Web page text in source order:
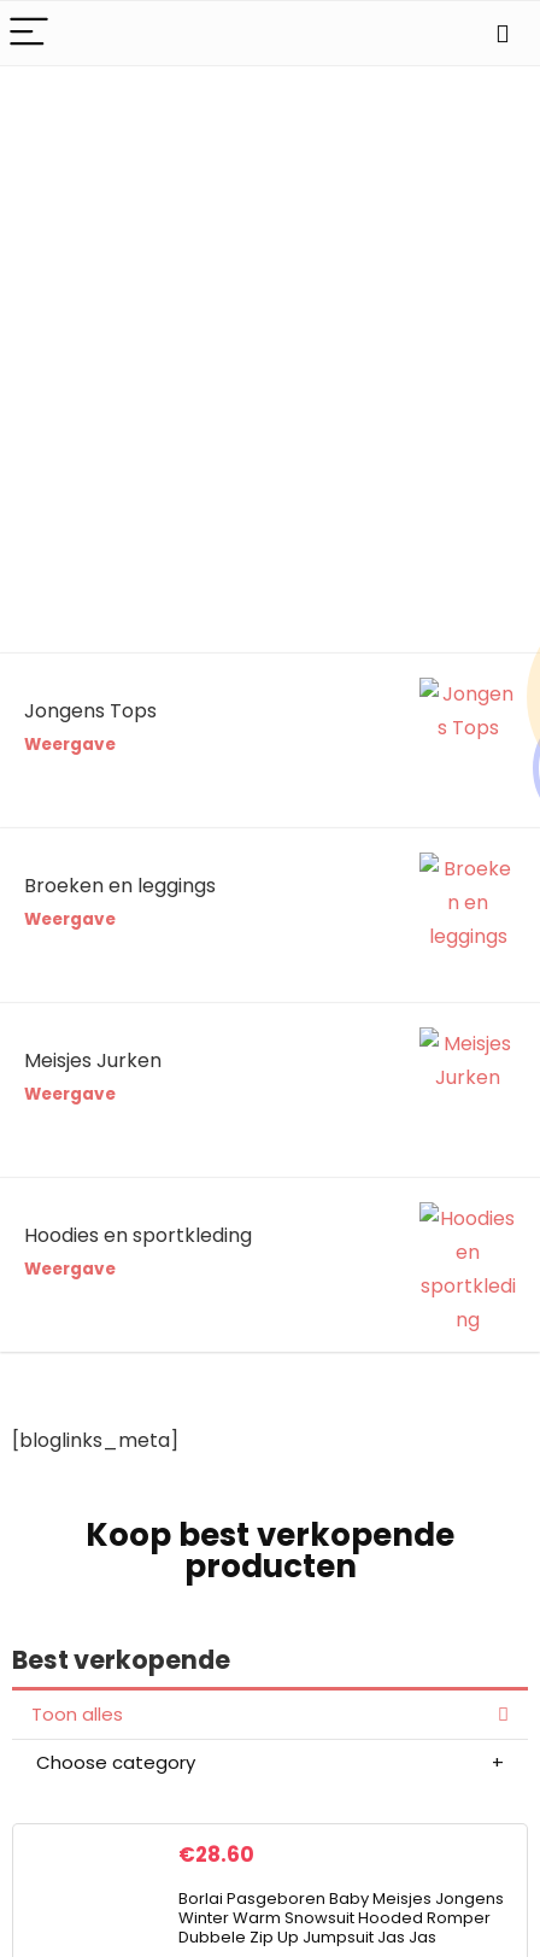
Jongens Tops
Weergave
Broeken en leggings
Weergave
Meisjes Jurken
Weergave
Hoodies en sportkleding
Weergave
[bloglinks_meta]
Koop best verkopende
producten
Best verkopende
Toon alles
Choose category
€28.60
Borlai Pasgeboren Baby Meisjes Jongens
Winter Warm Snowsuit Hooded Romper
Dubbele Zip Up Jumpsuit Jas Jas